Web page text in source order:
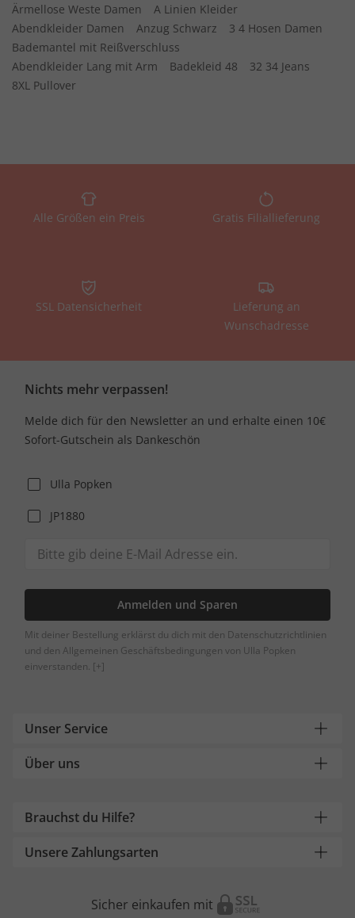
Ärmellose Weste Damen
A Linien Kleider
Abendkleider Damen
Anzug Schwarz
3 4 Hosen Damen
Bademantel mit Reißverschluss
Abendkleider Lang mit Arm
Badekleid 48
32 34 Jeans
8XL Pullover
Alle Größen ein Preis Gratis Filiallieferung
SSL Datensicherheit
Lieferung an
Wunschadresse
Nichts mehr verpassen!
Melde dich für den Newsletter an und erhalte einen 10€
Sofort-Gutschein als Dankeschön
Ulla Popken
JP1880
Anmelden und Sparen
Mit deiner Bestellung erklärst du dich mit den Datenschutzrichtlinien
und den Allgemeinen Geschäftsbedingungen von Ulla Popken
einverstanden. [+]
Unser Service
Über uns
Brauchst du Hilfe?
Unsere Zahlungsarten
Sicher einkaufen mit